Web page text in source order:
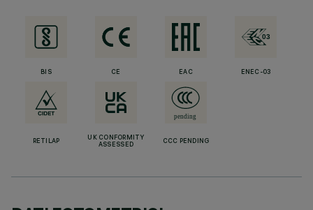
BIS CE EAC ENEC-03
RETILAP
UK CONFORMITY
ASSESSED
CCC PENDING